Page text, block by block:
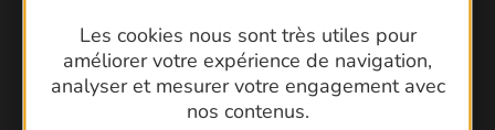
Les cookies nous sont très utiles pour
améliorer votre expérience de navigation,
analyser et mesurer votre engagement avec
nos contenus.